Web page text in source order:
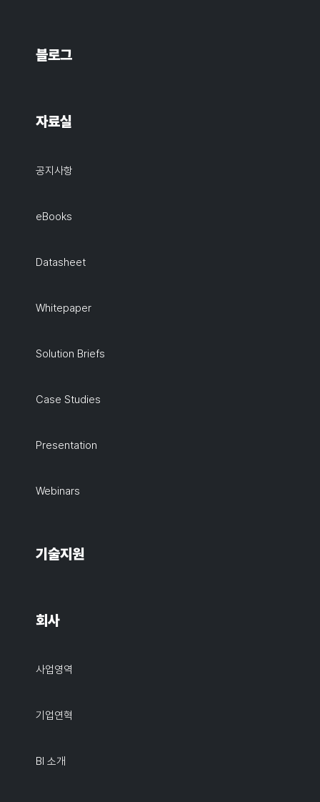
블로그
자료실
공지사항
eBooks
Datasheet
Whitepaper
Solution Briefs
Case Studies
Presentation
Webinars
기술지원
회사
사업영역
기업연혁
BI 소개